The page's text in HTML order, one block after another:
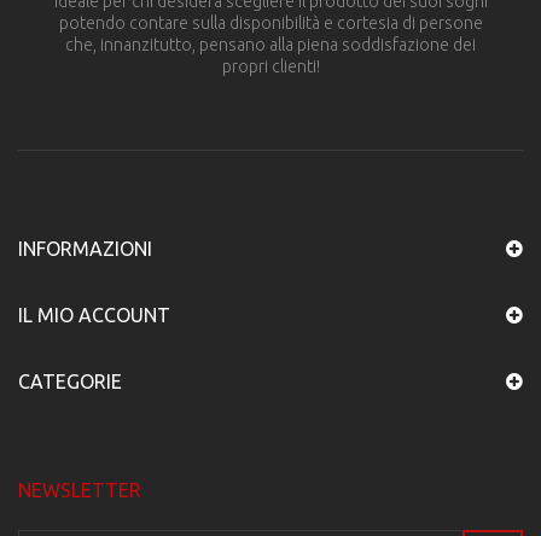
potendo contare sulla disponibilità e cortesia di persone
che, innanzitutto, pensano alla piena soddisfazione dei
propri clienti!
INFORMAZIONI
IL MIO ACCOUNT
CATEGORIE
NEWSLETTER